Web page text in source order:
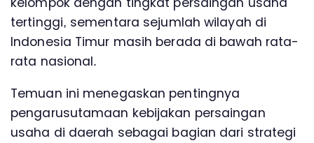
tertinggi, sementara sejumlah wilayah di
Indonesia Timur masih berada di bawah rata-
rata nasional.
Temuan ini menegaskan pentingnya
pengarusutamaan kebijakan persaingan
usaha di daerah sebagai bagian dari strategi